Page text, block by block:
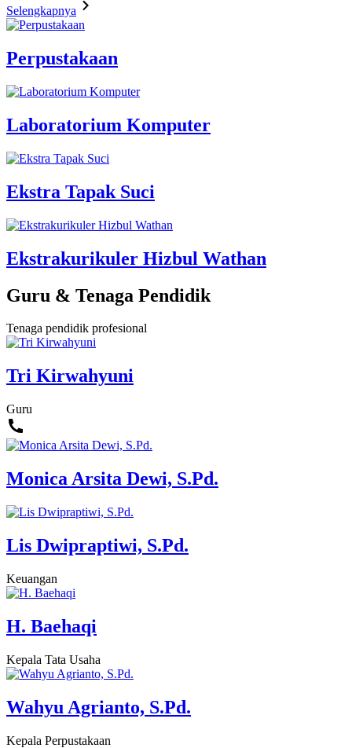
Selengkapnya
Perpustakaan
Laboratorium Komputer
Ekstra Tapak Suci
Ekstrakurikuler Hizbul Wathan
Guru & Tenaga Pendidik
Tenaga pendidik profesional
Tri Kirwahyuni
Guru
Monica Arsita Dewi, S.Pd.
Lis Dwipraptiwi, S.Pd.
Keuangan
H. Baehaqi
Kepala Tata Usaha
Wahyu Agrianto, S.Pd.
Kepala Perpustakaan